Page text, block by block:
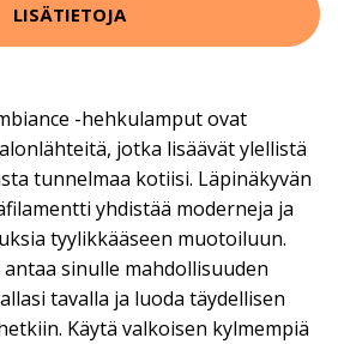
LISÄTIETOJA
-hehkulamput ovat
jotka lisäävät ylellistä
tunnelmaa kotiisi. Läpinäkyvän
yhdistää moderneja ja
tyylikkääseen muotoiluun.
sinulle mahdollisuuden
tavalla ja luoda täydellisen
Käytä valkoisen kylmempiä